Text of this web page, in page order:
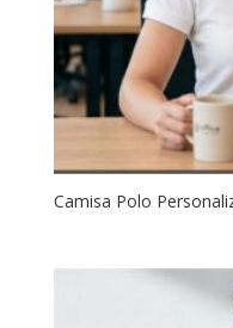
Camisa Polo